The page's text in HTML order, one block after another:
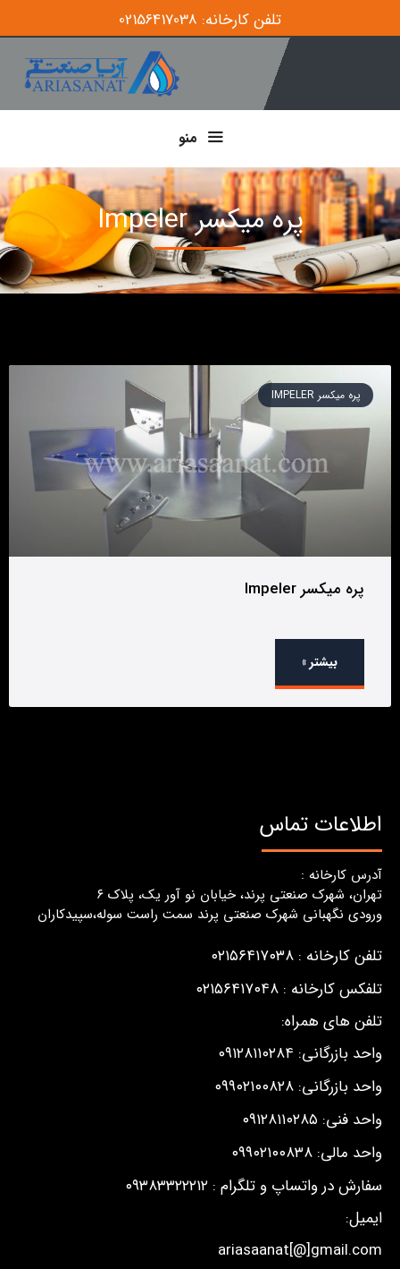
تلفن کارخانه: 02156417038
منو
پره میکسر Impeler
پره میکسر IMPELER
پره میکسر Impeler
بیشتر »
اطلاعات تماس
آدرس کارخانه :
تهران، شهرک صنعتی پرند، خیابان نو آور یک، پلاک ٦
ورودی نگهبانی شهرک صنعتی پرند سمت راست سوله،سپیدکاران
تلفن کارخانه : ۰۲۱۵۶۴۱۷۰۳۸
تلفکس کارخانه : ۰۲۱۵۶۴۱۷۰۴۸
تلفن های همراه:
واحد بازرگانی: ۰۹۱۲۸۱۱۰۲۸۴
واحد بازرگانی: ۰۹۹۰۲۱۰۰۸۲۸
واحد فنی: ۰۹۱۲۸۱۱۰۲۸۵
واحد مالی: ۰۹۹۰۲۱۰۰۸۳۸
سفارش در واتساپ و تلگرام : ۰۹۳۸۳۳۲۲۲۱۲
ایمیل:
ariasaanat[@]gmail.com